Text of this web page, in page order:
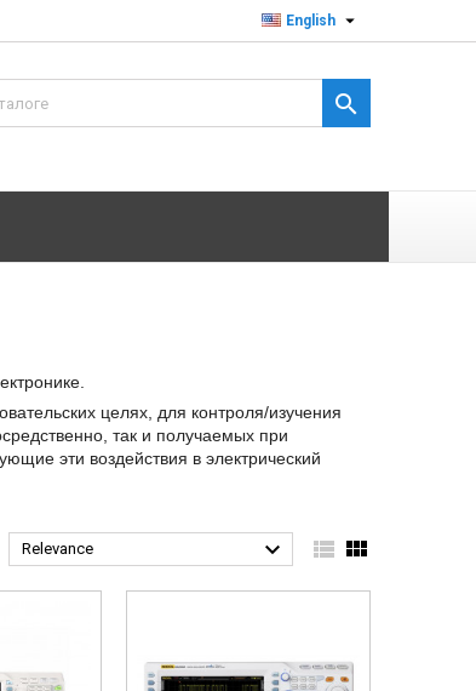
English 

целях , для контроля/изучения
так и получаемых при
эти воздействия в электрический
Relevance   